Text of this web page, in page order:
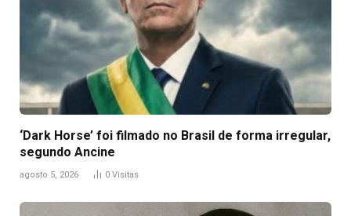
‘Dark Horse’ foi filmado no Brasil de forma irregular,
segundo Ancine
agosto 5, 2026 0 Visitas